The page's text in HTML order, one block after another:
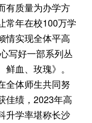
有质量为办学方
常年在校100万学
情实现全体平高
写好一部系列丛
血、玫瑰》。
全体师生共同努
佳绩，2023年高
升学率堪称长沙